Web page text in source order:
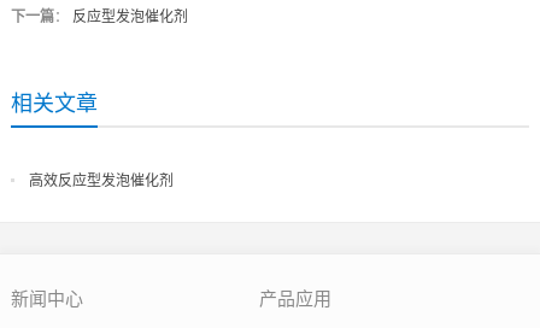
下一篇： 反应型发泡催化剂
相关文章
高效反应型发泡催化剂
新闻中心 产品应用